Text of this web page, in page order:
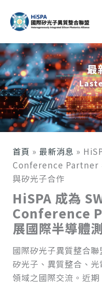
要
內
容
最
首頁 » 最新消息 »
Conference Partner
與矽光子合作
HiSPA 成為
Conference
展國際半導體
國際矽光子異質整合
矽光子、異質整合、
領域之國際交流。近